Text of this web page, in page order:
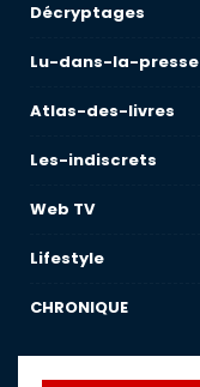
Décryptages
Lu-dans-la-presse
Atlas-des-livres
Les-indiscrets
Web TV
Lifestyle
CHRONIQUE